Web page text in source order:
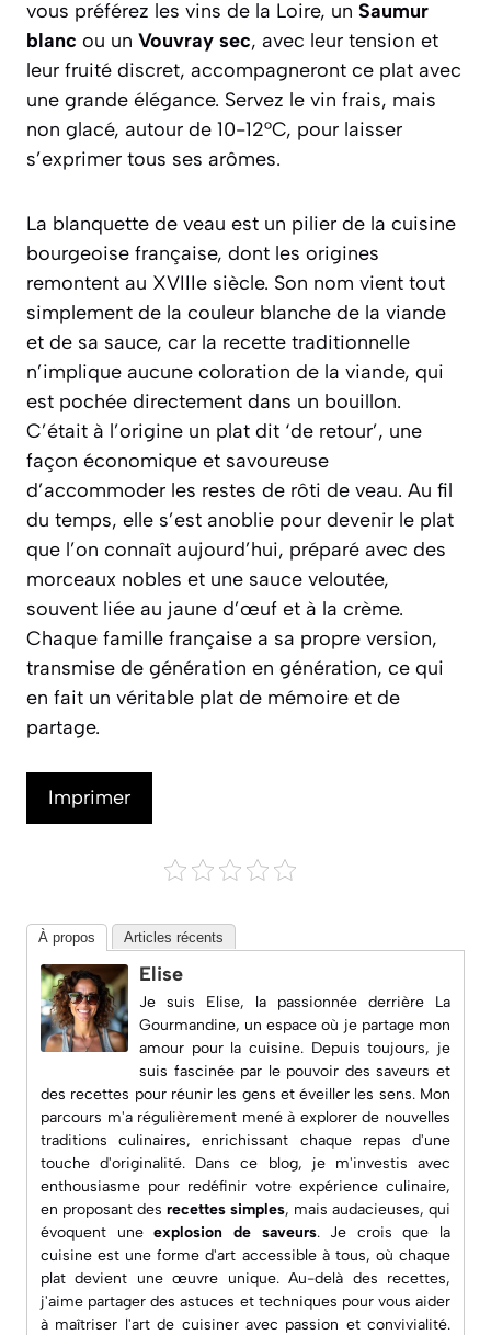
vous préférez les vins de la Loire, un Saumur
blanc ou un Vouvray sec, avec leur tension et
leur fruité discret, accompagneront ce plat avec
une grande élégance. Servez le vin frais, mais
non glacé, autour de 10-12°C, pour laisser
s’exprimer tous ses arômes.
La blanquette de veau est un pilier de la cuisine
bourgeoise française, dont les origines
remontent au XVIIIe siècle. Son nom vient tout
simplement de la couleur blanche de la viande
et de sa sauce, car la recette traditionnelle
n’implique aucune coloration de la viande, qui
est pochée directement dans un bouillon.
C’était à l’origine un plat dit ‘de retour’, une
façon économique et savoureuse
d’accommoder les restes de rôti de veau. Au fil
du temps, elle s’est anoblie pour devenir le plat
que l’on connaît aujourd’hui, préparé avec des
morceaux nobles et une sauce veloutée,
souvent liée au jaune d’œuf et à la crème.
Chaque famille française a sa propre version,
transmise de génération en génération, ce qui
en fait un véritable plat de mémoire et de
partage.
Imprimer
À propos Articles récents
Elise
Je suis Elise, la passionnée derrière La
Gourmandine, un espace où je partage mon
amour pour la cuisine. Depuis toujours, je
suis fascinée par le pouvoir des saveurs et
des recettes pour réunir les gens et éveiller les sens. Mon
parcours m'a régulièrement mené à explorer de nouvelles
traditions culinaires, enrichissant chaque repas d'une
touche d'originalité. Dans ce blog, je m'investis avec
enthousiasme pour redéfinir votre expérience culinaire,
en proposant des recettes simples, mais audacieuses, qui
évoquent uneexplosion de saveurs. Je crois que la
cuisine est une forme d'art accessible à tous, où chaque
plat devient une œuvre unique. Au-delà des recettes,
j'aime partager des astuces et techniques pour vous aider
à maîtriser l'art de cuisiner avec passion et convivialité.